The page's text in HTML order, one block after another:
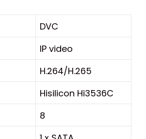
DVC
IP video
H.264/H.265
Hisilicon Hi3536C
8